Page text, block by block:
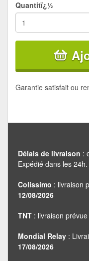
Quantitï¿½
Garantie satisfait ou
Délais de livraison :
Expédié dans les 24h.
Colissimo : livraison
12/08/2026
TNT : livraison
Mondial Relay :
17/08/2026